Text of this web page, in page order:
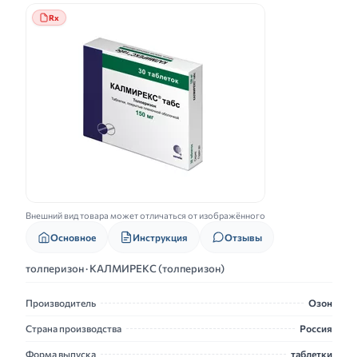
Rx
Внешний вид товара может отличаться от изображённого
Основное Инструкция Отзывы
толперизон · КАЛМИРЕКС (толперизон)
Производитель Озон
Страна производства Россия
Форма выпуска таблетки